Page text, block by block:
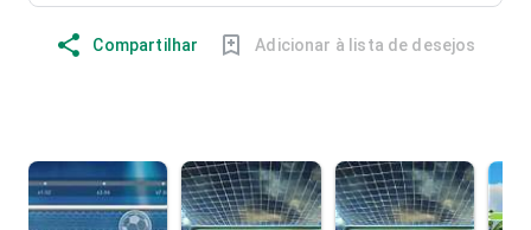
Compartilhar Adicionar à lista de desejos